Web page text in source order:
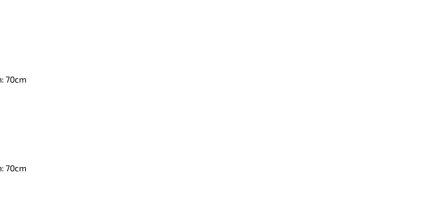
70cm
70cm